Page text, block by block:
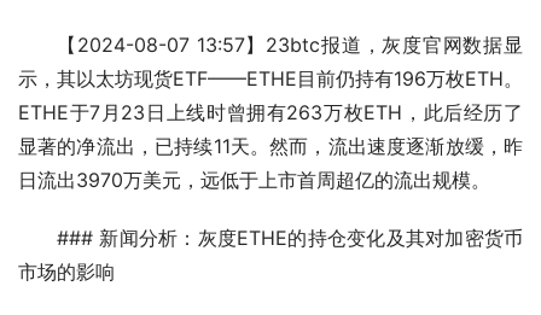
【2024-08-07 13:57】23btc报道，灰度官网数据显
示，其以太坊现货ETF——ETHE目前仍持有196万枚ETH。
ETHE于7月23日上线时曾拥有263万枚ETH，此后经历了
显著的净流出，已持续11天。然而，流出速度逐渐放缓，昨
日流出3970万美元，远低于上市首周超亿的流出规模。
### 新闻分析：灰度ETHE的持仓变化及其对加密货币
市场的影响